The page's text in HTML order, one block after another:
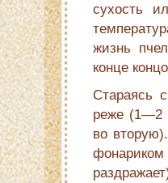
сухость
жизнь
конце
Стараясь
реже (1—2
во